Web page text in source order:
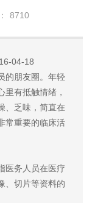
8710
04-18
朋友圈。年轻
里有抵触情绪，
、乏味，简直在
常重要的临床活
务人员在医疗
、切片等资料的